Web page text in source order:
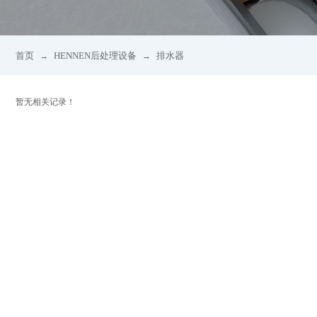
首页 → HENNEN后处理设备 → 排水器
暂无相关记录！